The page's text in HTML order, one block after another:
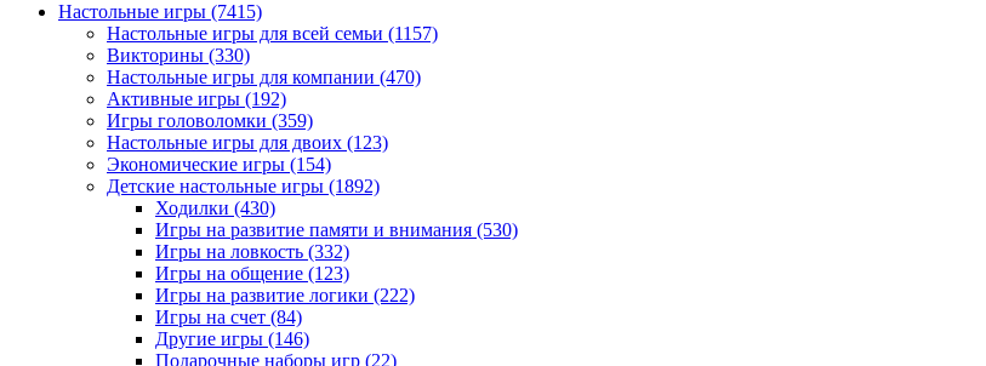
Настольные игры (7415)
Настольные игры для всей семьи (1157)
Викторины (330)
Настольные игры для компании (470)
Активные игры (192)
Игры головоломки (359)
Настольные игры для двоих (123)
Экономические игры (154)
Детские настольные игры (1892)
Ходилки (430)
Игры на развитие памяти и внимания (530)
Игры на ловкость (332)
Игры на общение (123)
Игры на развитие логики (222)
Игры на счет (84)
Другие игры (146)
Подарочные наборы игр (22)